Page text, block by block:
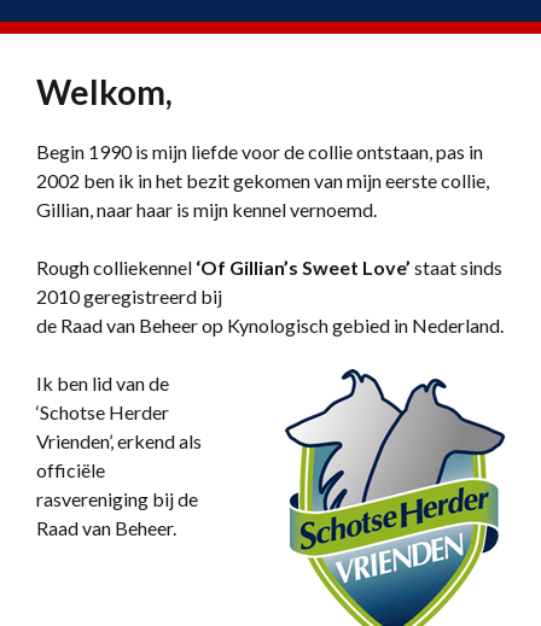
Welkom,
Begin 1990 is mijn liefde voor de collie ontstaan, pas in
2002 ben ik in het bezit gekomen van mijn eerste collie,
Gillian, naar haar is mijn kennel vernoemd.
Rough colliekennel ‘Of Gillian’s Sweet Love’ staat sinds
2010 geregistreerd bij
de Raad van Beheer op Kynologisch gebied in Nederland.
Ik ben lid van de
‘Schotse Herder
Vrienden’, erkend als
officiële
rasvereniging bij de
Raad van Beheer.